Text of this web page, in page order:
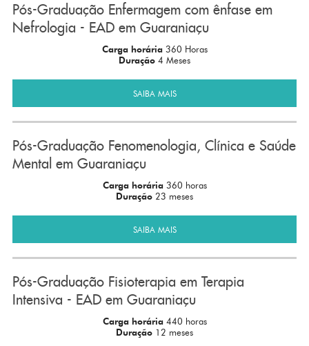
Pós-Graduação Enfermagem com ênfase em
Nefrologia - EAD em Guaraniaçu
Carga horária 360 Horas
Duração 4 Meses
SAIBA MAIS
Pós-Graduação Fenomenologia, Clínica e Saúde
Mental em Guaraniaçu
Carga horária 360 horas
Duração 23 meses
SAIBA MAIS
Pós-Graduação Fisioterapia em Terapia
Intensiva - EAD em Guaraniaçu
Carga horária 440 horas
Duração 12 meses